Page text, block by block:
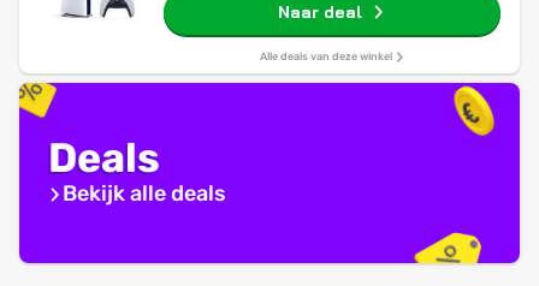
Naar deal
Alle deals van deze winkel
Deals
Bekijk alle deals